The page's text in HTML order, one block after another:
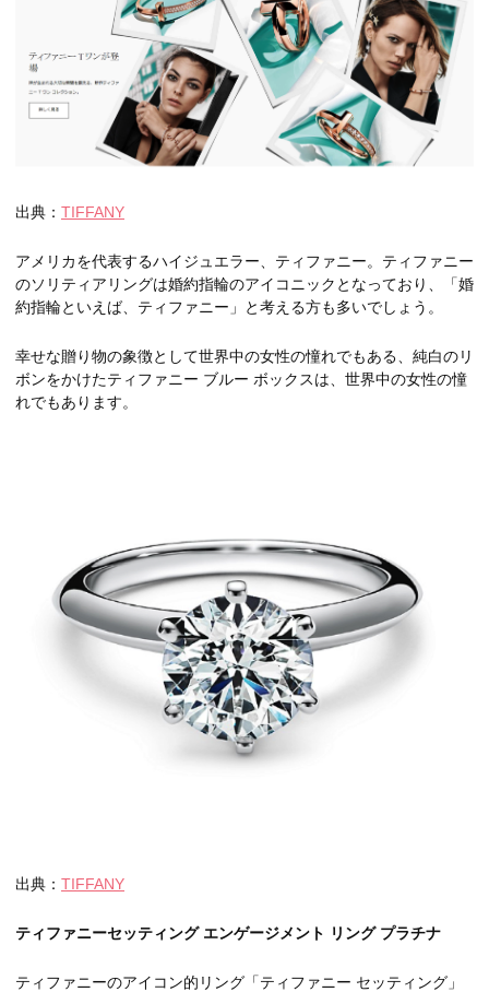
出典： TIFFANY
アメリカを代表するハイジュエラー、ティファニー。ティファニー
のソリティアリングは婚約指輪のアイコニックとなっており、「婚
約指輪といえば、ティファニー」と考える方も多いでしょう。
幸せな贈り物の象徴として世界中の女性の憧れでもある、純白のリ
ボンをかけたティファニー ブルー ボックスは、世界中の女性の憧
れでもあります。
出典： TIFFANY
ティファニーセッティング エンゲージメント リング プラチナ
ティファニーのアイコン的リング「ティファニー セッティング」